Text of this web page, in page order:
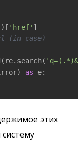
)[ 'href' ]
(in case)
as e:
этих